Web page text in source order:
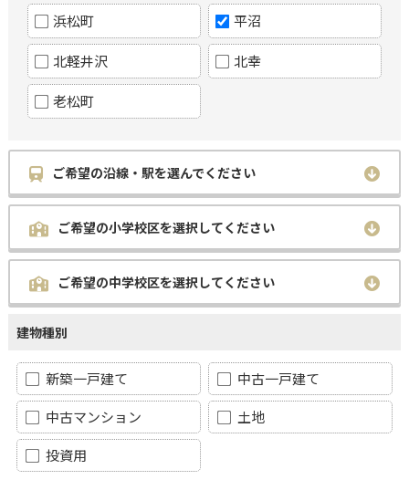
浜松町 平沼
北軽井沢 北幸
老松町
ご希望の沿線・駅を選んでください
ご希望の小学校区を選択してください
ご希望の中学校区を選択してください
建物種別
新築一戸建て
中古一戸建て
中古マンション
土地
投資用